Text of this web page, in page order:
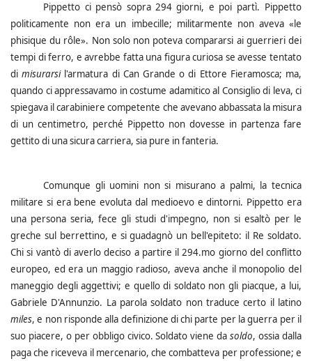
Pippetto ci pensò sopra 294 giorni, e poi partì. Pippetto
politicamente non era un imbecille; militarmente non aveva «le
phisique du rôle». Non solo non poteva compararsi ai guerrieri dei
tempi di ferro, e avrebbe fatta una figura curiosa se avesse tentato
dimisurarsil'armatura di Can Grande o di Ettore Fieramosca; ma,
quando ci appressavamo in costume adamitico al Consiglio di leva, ci
spiegava il carabiniere competente che avevano abbassata la misura
di un centimetro, perché Pippetto non dovesse in partenza fare
gettito di una sicura carriera, sia pure in fanteria.
Comunque gli uomini non si misurano a palmi, la tecnica
militare si era bene evoluta dal medioevo e dintorni. Pippetto era
una persona seria, fece gli studi d'impegno, non si esaltò per le
greche sul berrettino, e si guadagnò un bell'epiteto: il Re soldato.
Chi si vantò di averlo deciso a partire il 294.mo giorno del conflitto
europeo, ed era un maggio radioso, aveva anche il monopolio del
maneggio degli aggettivi; e quello di soldato non gli piacque, a lui,
Gabriele D'Annunzio. La parola soldato non traduce certo il latino
miles, e non risponde alla definizione di chi parte per la guerra per il
suo piacere, o per obbligo civico. Soldato viene dasoldo, ossia dalla
paga che riceveva il mercenario, che combatteva per professione; e